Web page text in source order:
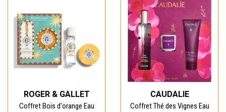
ROGER & GALLET
Coffret Bois d'orange Eau
CAUDALIE
Coffret Thé des Vignes Eau